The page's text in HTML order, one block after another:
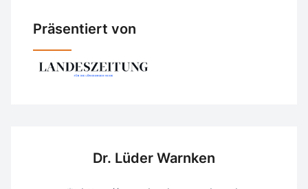
Präsentiert von
Dr. Lüder Warnken